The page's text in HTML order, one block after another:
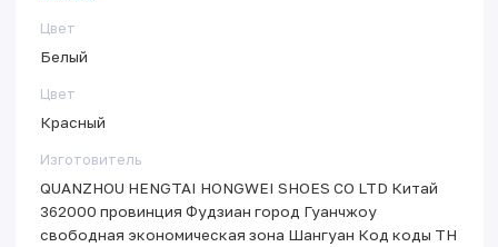
Цвет
Белый
Цвет
Красный
Изготовитель
QUANZHOU HENGTAI HONGWEI SHOES CO LTD Китай
362000 провинция Фудзиан город Гуанчжоу
свободная экономическая зона Шангуан Код коды ТН